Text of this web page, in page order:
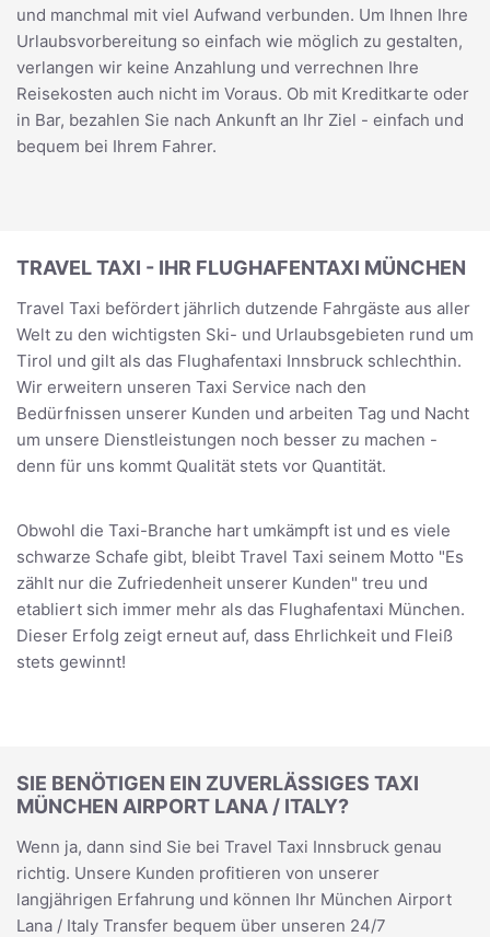
und manchmal mit viel Aufwand verbunden. Um Ihnen Ihre
Urlaubsvorbereitung so einfach wie möglich zu gestalten,
verlangen wir keine Anzahlung und verrechnen Ihre
Reisekosten auch nicht im Voraus. Ob mit Kreditkarte oder
in Bar, bezahlen Sie nach Ankunft an Ihr Ziel - einfach und
bequem bei Ihrem Fahrer.
TRAVEL TAXI - IHR FLUGHAFENTAXI MÜNCHEN
Travel Taxi befördert jährlich dutzende Fahrgäste aus aller
Welt zu den wichtigsten Ski- und Urlaubsgebieten rund um
Tirol und gilt als das Flughafentaxi Innsbruck schlechthin.
Wir erweitern unseren Taxi Service nach den
Bedürfnissen unserer Kunden und arbeiten Tag und Nacht
um unsere Dienstleistungen noch besser zu machen -
denn für uns kommt Qualität stets vor Quantität.
Obwohl die Taxi-Branche hart umkämpft ist und es viele
schwarze Schafe gibt, bleibt Travel Taxi seinem Motto "Es
zählt nur die Zufriedenheit unserer Kunden" treu und
etabliert sich immer mehr als das Flughafentaxi München.
Dieser Erfolg zeigt erneut auf, dass Ehrlichkeit und Fleiß
stets gewinnt!
SIE BENÖTIGEN EIN ZUVERLÄSSIGES TAXI
MÜNCHEN AIRPORT LANA / ITALY?
Wenn ja, dann sind Sie bei Travel Taxi Innsbruck genau
richtig. Unsere Kunden profitieren von unserer
langjährigen Erfahrung und können Ihr München Airport
Lana / Italy Transfer bequem über unseren 24/7